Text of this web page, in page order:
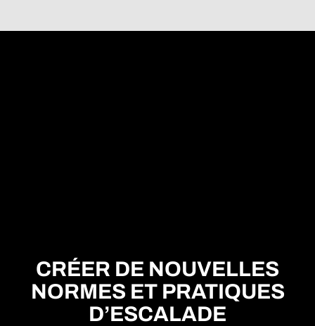
CRÉER DE NOUVELLES
NORMES ET PRATIQUES
D’ESCALADE